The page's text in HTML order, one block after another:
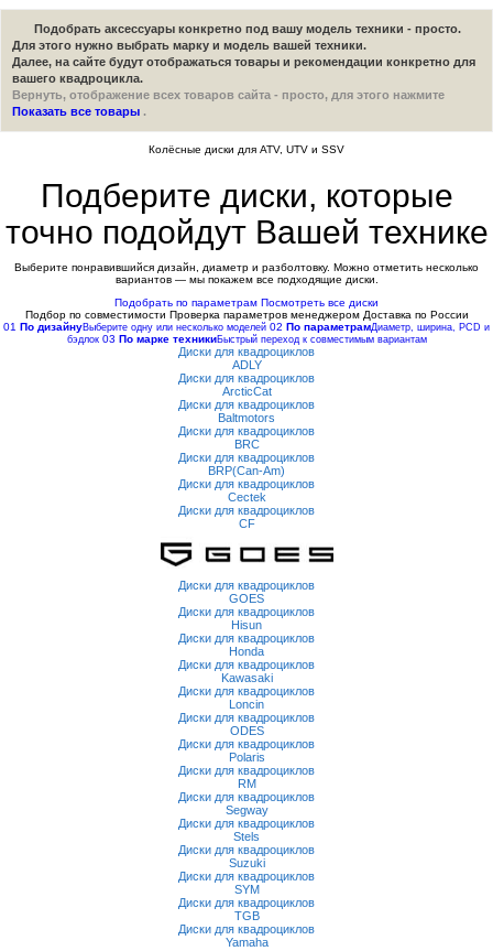
Подобрать аксессуары конкретно под вашу модель техники - просто.
Для этого нужно выбрать марку и модель вашей техники.
Далее, на сайте будут отображаться товары и рекомендации конкретно для
вашего квадроцикла.
Вернуть, отображение всех товаров сайта - просто, для этого нажмите
Показать все товары .
Колёсные диски для ATV, UTV и SSV
Подберите диски, которые
точно подойдут Вашей технике
Выберите понравившийся дизайн, диаметр и разболтовку. Можно отметить несколько
вариантов — мы покажем все подходящие диски.
Подобрать по параметрам Посмотреть все диски
Подбор по совместимости Проверка параметров менеджером Доставка по России
01 По дизайнуВыберите одну или несколько моделей 02 По параметрамДиаметр, ширина, PCD и
бэдлок 03 По марке техникиБыстрый переход к совместимым вариантам
Диски для квадроциклов
ADLY
Диски для квадроциклов
ArcticCat
Диски для квадроциклов
Baltmotors
Диски для квадроциклов
BRC
Диски для квадроциклов
BRP(Can-Am)
Диски для квадроциклов
Cectek
Диски для квадроциклов
CF
Диски для квадроциклов
GOES
Диски для квадроциклов
Hisun
Диски для квадроциклов
Honda
Диски для квадроциклов
Kawasaki
Диски для квадроциклов
Loncin
Диски для квадроциклов
ODES
Диски для квадроциклов
Polaris
Диски для квадроциклов
RM
Диски для квадроциклов
Segway
Диски для квадроциклов
Stels
Диски для квадроциклов
Suzuki
Диски для квадроциклов
SYM
Диски для квадроциклов
TGB
Диски для квадроциклов
Yamaha